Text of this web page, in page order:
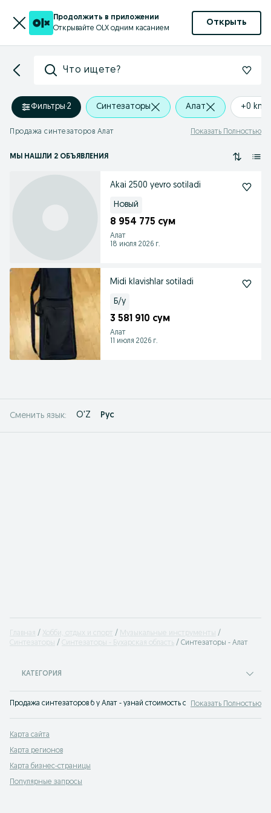
Продолжить в приложении
Открывайте OLX одним касанием
Открыть
Что ищете?
Фильтры·2 Синтезаторы Алат +0 km
Продажа синтезаторов Алат Показать Полностью
МЫ НАШЛИ 2 ОБЪЯВЛЕНИЯ
Akai 2500 yevro sotiladi
Новый
8 954 775 сум
Алат
18 июля 2026 г.
Midi klavishlar sotiladi
Б/у
3 581 910 сум
Алат
11 июля 2026 г.
Сменить язык: O'Z Рус
Главная Хобби, отдых и спорт
Музыкальные инструменты
Синтезаторы
Синтезаторы - Бухарская область Синтезаторы - Алат
КАТЕГОРИЯ
Продажа синтезаторов б у Алат - узнай стоимость синтезатора на доске
Показать Полностью
Карта сайта
Карта регионов
Карта бизнес-страницы
Популярные запросы